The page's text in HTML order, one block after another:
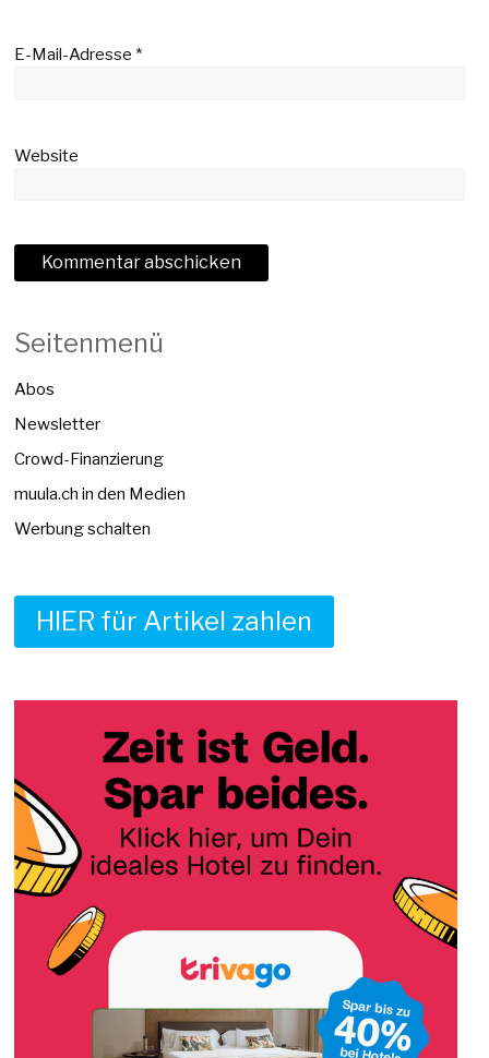
E-Mail-Adresse*
Website
Seitenmenü
Abos
Newsletter
Crowd-Finanzierung
muula.ch in den Medien
Werbung schalten
HIER für Artikel zahlen